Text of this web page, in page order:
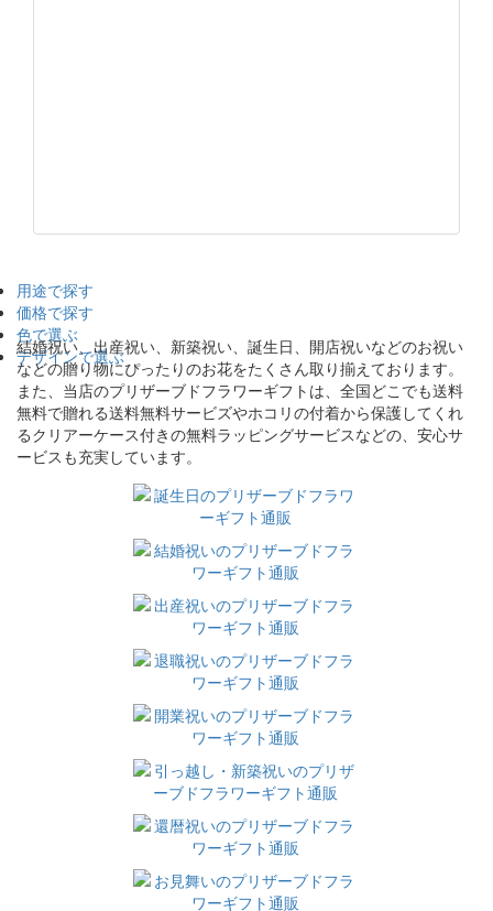
用途で探す
価格で探す
色で選ぶ
デザインで選ぶ
結婚祝い、出産祝い、新築祝い、誕生日、開店祝いなどのお祝い
などの贈り物にぴったりのお花をたくさん取り揃えております。
また、当店のプリザーブドフラワーギフトは、全国どこでも送料
無料で贈れる送料無料サービズやホコリの付着から保護してくれ
るクリアーケース付きの無料ラッピングサービスなどの、安心サ
ービスも充実しています。